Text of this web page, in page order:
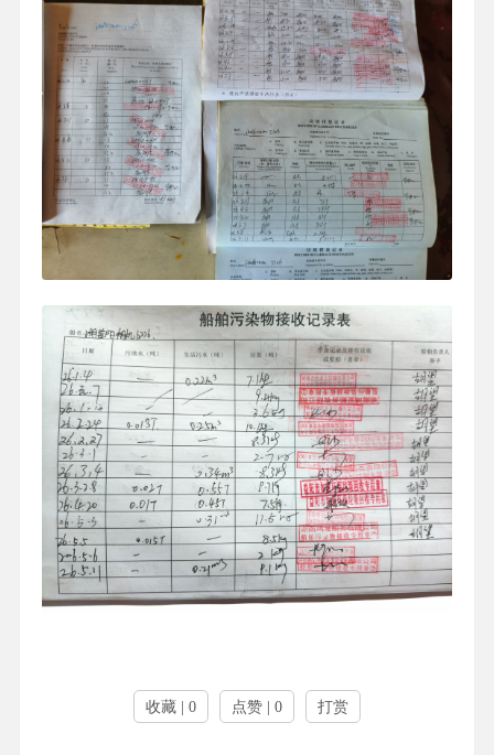
收藏 | 0 点赞 | 0 打赏